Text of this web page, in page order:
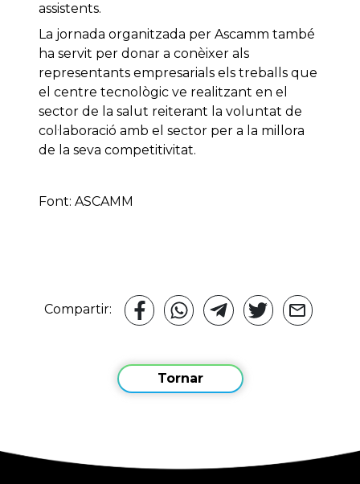
assistents.
La jornada organitzada per Ascamm també
ha servit per donar a conèixer als
representants empresarials els treballs que
el centre tecnològic ve realitzant en el
sector de la salut reiterant la voluntat de
col·laboració amb el sector per a la millora
de la seva competitivitat.
Font: ASCAMM
Compartir:
Tornar